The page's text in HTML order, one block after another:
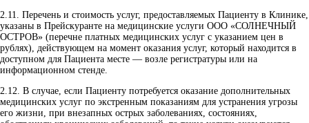
2.11.
Перечень и стоимость услуг, предоставляемых Пациенту в Клинике,
указаны в Прейскуранте на медицинские услуги ООО «СОЛНЕЧНЫЙ
ОСТРОВ» (перечне платных медицинских услуг с указанием цен в
рублях), действующем на момент оказания услуг, который находится в
доступном для Пациента месте — возле регистратуры или на
информационном стенде.
2.12. В случае, если Пациенту потребуется оказание дополнительных
медицинских услуг по экстренным показаниям для устранения угрозы
его жизни, при внезапных острых заболеваниях, состояниях,